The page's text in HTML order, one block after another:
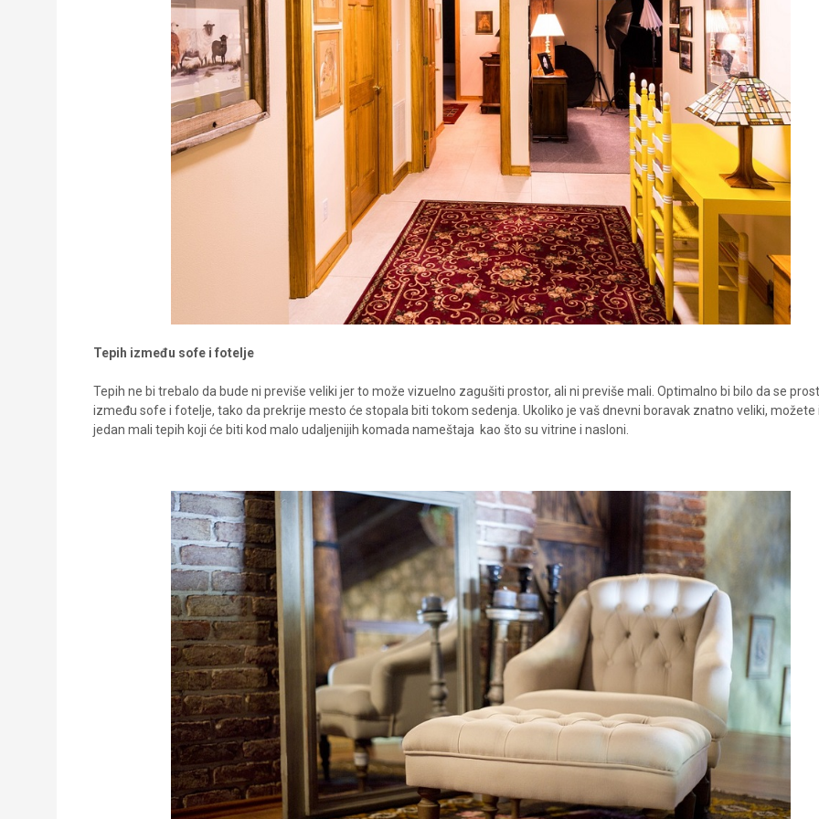
Tepih između sofe i fotelje
Tepih ne bi trebalo da bude ni previše veliki jer to može vizuelno zagušiti prostor, ali ni previše mali. Optimalno bi bilo da se
između sofe i fotelje, tako da prekrije mesto će stopala biti tokom sedenja. Ukoliko je vaš dnevni boravak znatno veliki, možete
jedan mali tepih koji će biti kod malo udaljenijih komada nameštaja kao što su vitrine i nasloni.